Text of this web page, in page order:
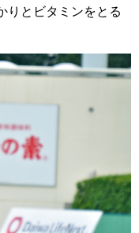
とビタミンをとる